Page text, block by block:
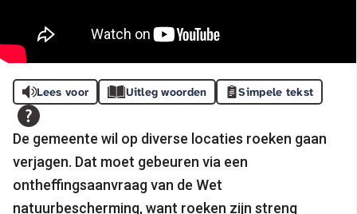
Lees voor Uitleg woorden Simpele tekst
De gemeente wil op diverse locaties roeken gaan
verjagen. Dat moet gebeuren via een
ontheffingsaanvraag van de Wet
natuurbescherming, want roeken zijn streng